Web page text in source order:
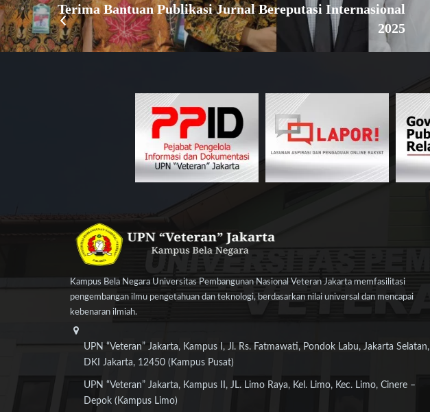
Terima Bantuan Publikasi Jurnal Bereputasi Internasional
2025
Kampus Bela Negara Universitas Pembangunan Nasional Veteran Jakarta memfasilitasi
pengembangan ilmu pengetahuan dan teknologi, berdasarkan nilai universal dan mencapai
kebenaran ilmiah.
UPN “Veteran” Jakarta, Kampus I, Jl. Rs. Fatmawati, Pondok Labu, Jakarta Selatan,
DKI Jakarta, 12450 (Kampus Pusat)
UPN “Veteran” Jakarta, Kampus II, JL. Limo Raya, Kel. Limo, Kec. Limo, Cinere –
Depok (Kampus Limo)